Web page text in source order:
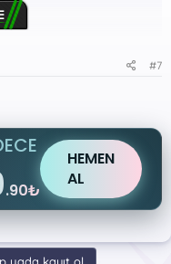
#7
.90₺
HEMEN
AL